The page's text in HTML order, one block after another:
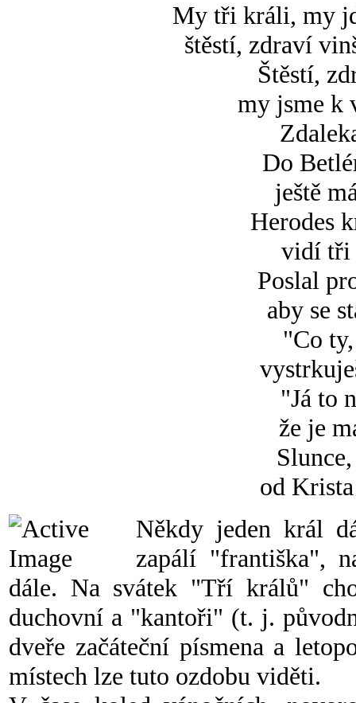
My tři králi, my
štěstí, zdraví
Štěstí,
my jsme k
Do
ještě
Herodes
vidí tři
Poslal
aby se
"Co
"Já to
že je
od
Někdy jeden král
zapálí "františka",
dále. Na svátek "Tří králů"
duchovní a "kantoři" (t. j.
dveře začáteční písmena a
místech lze tuto ozdobu viděti.